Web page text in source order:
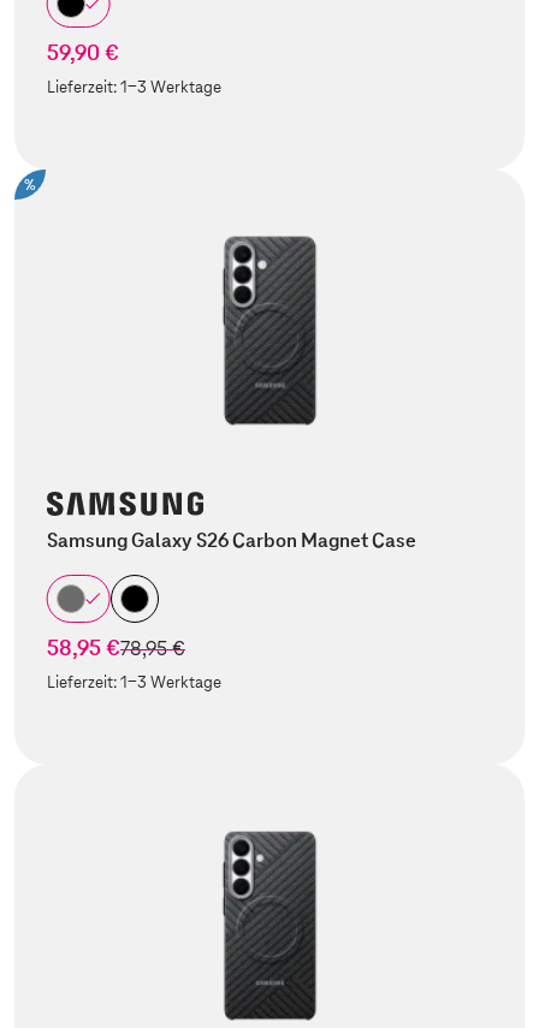
59,90 €
Lieferzeit:1-3 Werktage
%
Samsung Galaxy S26 Carbon Magnet Case
58,95 €statt
78,95 €
Lieferzeit:1-3 Werktage